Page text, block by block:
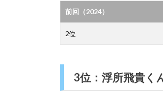
前回（2024）
2位
3位：浮所飛貴く